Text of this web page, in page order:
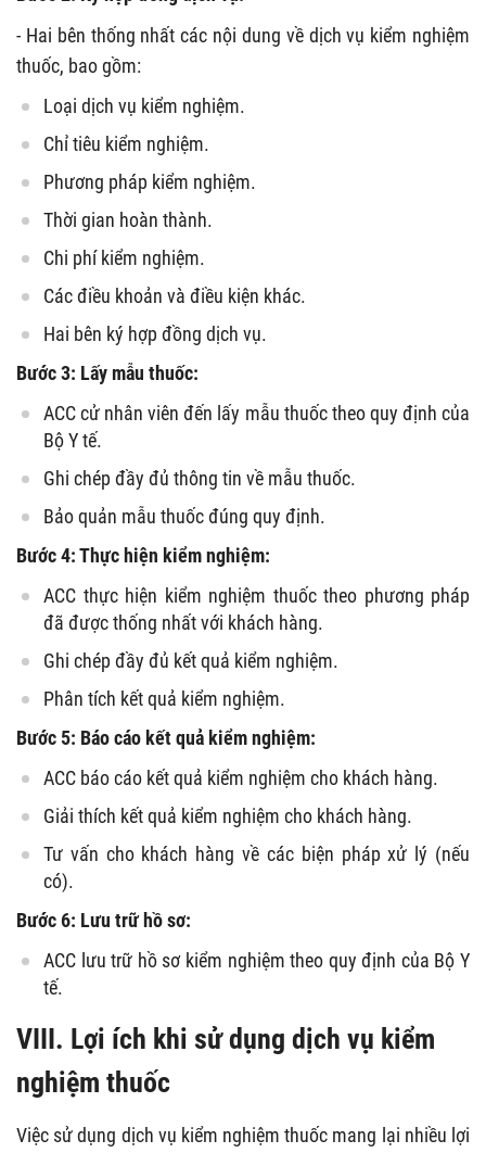
- Hai bên thống nhất các nội dung về dịch vụ kiểm nghiệm
thuốc, bao gồm:
Loại dịch vụ kiểm nghiệm.
Chỉ tiêu kiểm nghiệm.
Phương pháp kiểm nghiệm.
Thời gian hoàn thành.
Chi phí kiểm nghiệm.
Các điều khoản và điều kiện khác.
Hai bên ký hợp đồng dịch vụ.
Bước 3: Lấy mẫu thuốc:
ACC cử nhân viên đến lấy mẫu thuốc theo quy định của
Bộ Y tế.
Ghi chép đầy đủ thông tin về mẫu thuốc.
Bảo quản mẫu thuốc đúng quy định.
Bước 4: Thực hiện kiểm nghiệm:
ACC thực hiện kiểm nghiệm thuốc theo phương pháp
đã được thống nhất với khách hàng.
Ghi chép đầy đủ kết quả kiểm nghiệm.
Phân tích kết quả kiểm nghiệm.
Bước 5: Báo cáo kết quả kiểm nghiệm:
ACC báo cáo kết quả kiểm nghiệm cho khách hàng.
Giải thích kết quả kiểm nghiệm cho khách hàng.
Tư vấn cho khách hàng về các biện pháp xử lý (nếu
có).
Bước 6: Lưu trữ hồ sơ:
ACC lưu trữ hồ sơ kiểm nghiệm theo quy định của Bộ Y
tế.
VIII. Lợi ích khi sử dụng dịch vụ kiểm
nghiệm thuốc
Việc sử dụng dịch vụ kiểm nghiệm thuốc mang lại nhiều lợi